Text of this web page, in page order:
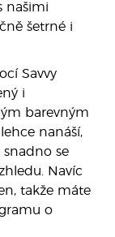
našimi
šetrné i
Savvy
i
barevným
nanáší,
snadno se
Navíc
takže máte
o